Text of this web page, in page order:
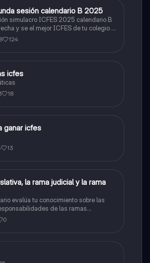
Críticasesión calendario B 2025
simulacro ICFES 2025 calendario B
y se el mejor ICFES de tu colegio y
a universidad, y estudiar aquella
que tanto sueñas.
124
icfes
18
ganar icfes
13
la rama judicial y la rama
evalúa tu conocimiento sobre las
de las ramas
y ejecutiva.
0
y Ciudadanas